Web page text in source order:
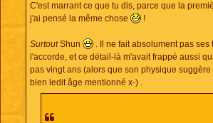
C'est marrant ce que tu dis, parce que la
j'ai pensé la même chose
!
SurtoutShun
. Il ne fait absolument pas ses
l'accorde, et ce détail-là m'avait frappé aussi
pas vingt ans (alors que son physique suggère
bien ledit âge mentionné x-) .